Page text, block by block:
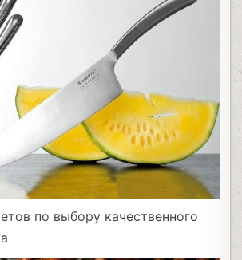
по выбору качественного